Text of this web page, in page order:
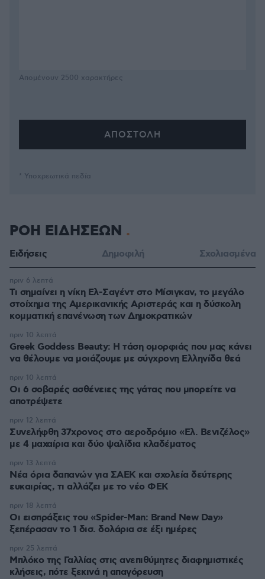
Απομένουν 2500 χαρακτήρες
* Υποχρεωτικά πεδία
ΡΟΗ ΕΙΔΗΣΕΩΝ
Ειδήσεις Δημοφιλή Σχολιασμένα
Τι σημαίνει η νίκη Ελ-Σαγέντ στο Μίσιγκαν, το μεγάλο
στοίχημα της Aμερικανικής Αριστεράς και η δύσκολη
κομματική επανένωση των Δημοκρατικών
πριν 6 λεπτά
Greek Goddess Beauty: Η τάση ομορφιάς που μας κάνει
να θέλουμε να μοιάζουμε με σύγχρονη Ελληνίδα θεά
πριν 10 λεπτά
Οι 6 σοβαρές ασθένειες της γάτας που μπορείτε να
αποτρέψετε
πριν 10 λεπτά
Συνελήφθη 37χρονος στο αεροδρόμιο «Ελ. Βενιζέλος»
με 4 μαχαίρια και δύο ψαλίδια κλαδέματος
πριν 12 λεπτά
Νέα όρια δαπανών για ΣΑΕΚ και σχολεία δεύτερης
ευκαιρίας, τι αλλάζει με το νέο ΦΕΚ
πριν 13 λεπτά
Οι εισπράξεις του «Spider-Man: Brand New Day»
ξεπέρασαν το 1 δισ. δολάρια σε έξι ημέρες
πριν 18 λεπτά
Μπλόκο της Γαλλίας στις ανεπιθύμητες διαφημιστικές
κλήσεις, πότε ξεκινά η απαγόρευση
πριν 25 λεπτά